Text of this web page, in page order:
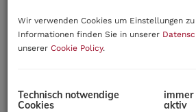
Diese moderne Reihenhausanlage
Wir verwenden Cookies um Einstellungen
Informationen finden Sie in unserer
unserer Cookie Policy.
Technisch notwendige
Cookies
immer
aktiv